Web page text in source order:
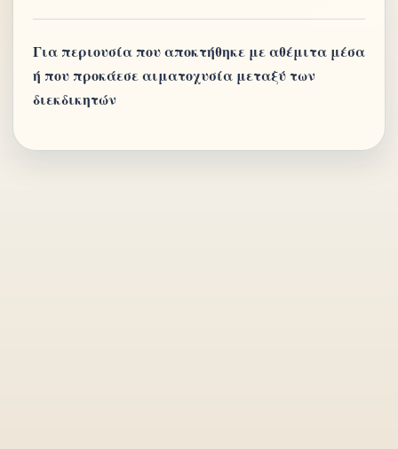
Για περιουσία που αποκτήθηκε με αθέμιτα μέσα
ή που προκάεσε αιματοχυσία μεταξύ των
διεκδικητών